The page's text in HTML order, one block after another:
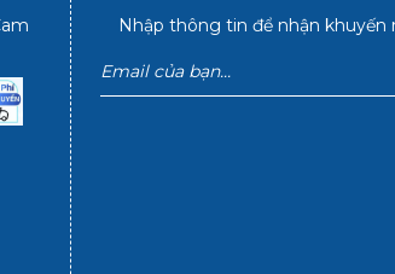
Nhập thông tin để nhận khuyến